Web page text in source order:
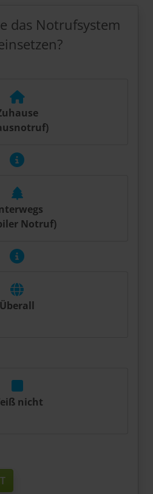
das Notrufsystem
Notruf)
Überall
nicht